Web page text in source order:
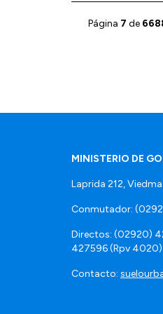
Página 7 de
MINISTERIO DE
Laprida 212,
Conmutador:
Directos: (02920)
427596 (Rpv 4020)
Contacto: